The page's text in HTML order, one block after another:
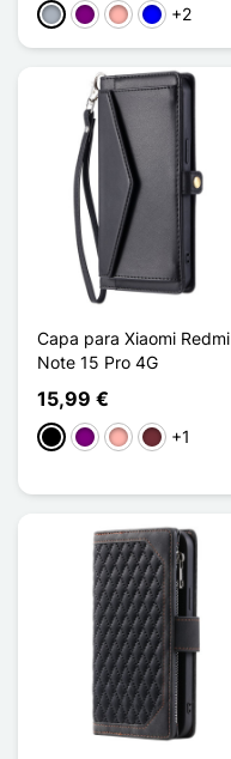
Cinzento
PúrpuraOuro rosa
Azul+2
Capa para Xiaomi Redmi
Note 15 Pro 4G
15,99 €
PretoPúrpuraOuro rosa
Rouge Vin
+1